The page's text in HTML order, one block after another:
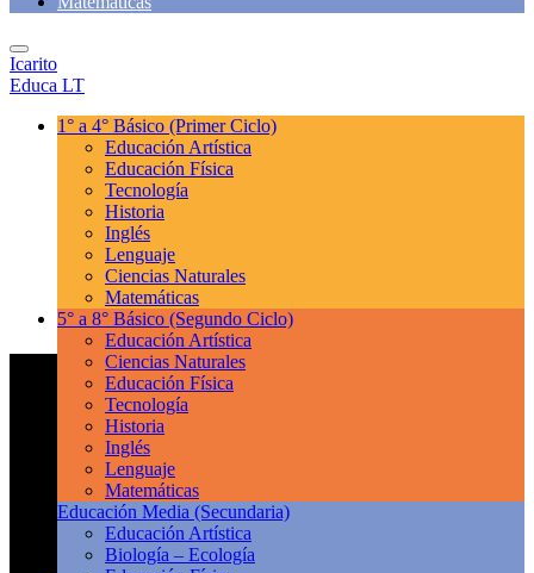
Icarito
Educa LT
1° a 4° Básico (Primer Ciclo)
Educación Artística
Educación Física
Tecnología
Historia
Inglés
Lenguaje
Ciencias Naturales
Matemáticas
5° a 8° Básico (Segundo Ciclo)
Educación Artística
Ciencias Naturales
Educación Física
Tecnología
Historia
Inglés
Lenguaje
Matemáticas
Educación Media (Secundaria)
Educación Artística
Biología – Ecología